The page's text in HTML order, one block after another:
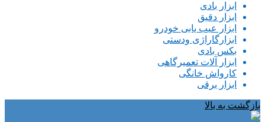
ابزار بادی
ابزار دقیق
ابزار عیب یابی خودرو
ابزارگاراژی ودستی
بکس بادی
ابزار آلات تعمیرگاهی
کارواش خانگی
ابزار برقی
بازگشت به بالا